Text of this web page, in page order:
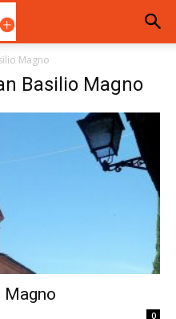
Magno
Basilio Magno
Magno
0